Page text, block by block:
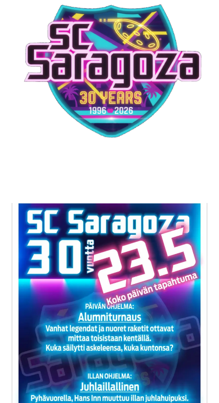
BoardKristinahallenKristinestad22.01.201821:20Itäpuolen
OilersKristinahallenKristinestad29.01.201819:401-
4KristinahallenKristinestad29.01.201820:102-
3KristinahallenKristinestad29.01.201820:451/4-
2/3KristinahallenKristinestad29.01.201821:151/4-
2/3KristinahallenKristinestad